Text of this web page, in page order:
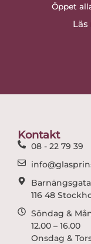
Öppet
Kontakt
08 - 22 79 39
116 48
Söndag &
12.00 – 16.00
Onsdag &